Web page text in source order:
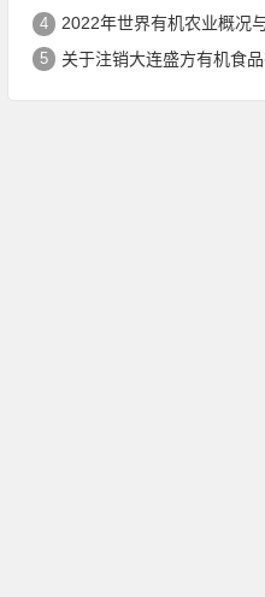
4 2022年世界有机农业概况与趋势分析
5 关于注销大连盛方有机食品